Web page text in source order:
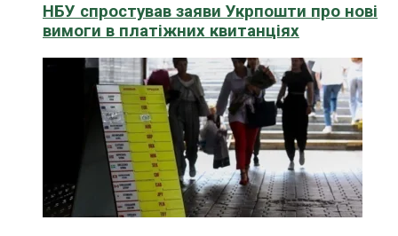
НБУ спростував заяви Укрпошти про нові
вимоги в платіжних квитанціях